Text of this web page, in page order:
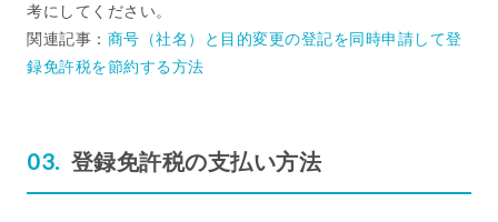
考にしてください。
関連記事： 商号（社名）と目的変更の登記を同時申請して登
録免許税を節約する方法
登録免許税の支払い方法